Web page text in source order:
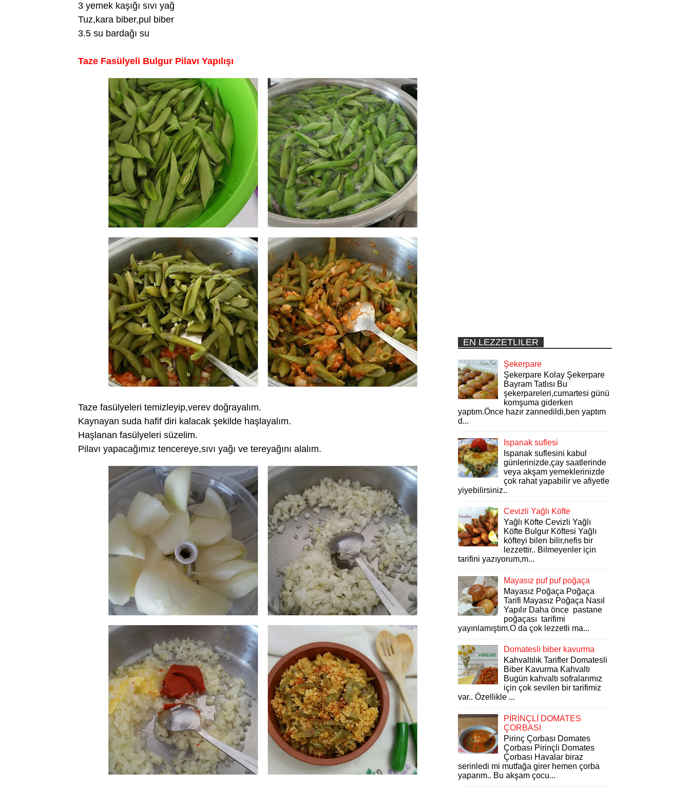
3 yemek kaşığı sıvı yağ
Tuz,kara biber,pul biber
3.5 su bardağı su
Taze Fasülyeli Bulgur Pilavı Yapılışı
Taze fasülyeleri temizleyip,verev doğrayalım.
Kaynayan suda hafif diri kalacak şekilde haşlayalım.
Haşlanan fasülyeleri süzelim.
Pilavı yapacağımız tencereye,sıvı yağı ve tereyağını alalım.
EN LEZZETLILER
Şekerpare
Şekerpare Kolay Şekerpare
Bayram Tatlısı Bu
şekerpareleri,cumartesi günü
komşuma giderken
yaptım.Önce hazır zannedildi,ben yaptım
d...
Ispanak suflesi
Ispanak suflesini kabul
günlerinizde,çay saatlerinde
veya akşam yemeklerinizde
çok rahat yapabilir ve afiyetle
yiyebilirsiniz..
Cevizli Yağlı Köfte
Yağlı Köfte Cevizli Yağlı
Köfte Bulgur Köftesi Yağlı
köfteyi bilen bilir,nefis bir
lezzettir.. Bilmeyenler için
tarifini yazıyorum,m...
Mayasız puf puf poğaça
Mayasız Poğaça Poğaça
Tarifi Mayasız Poğaça Nasıl
Yapılır Daha önce pastane
poğaçası tarifimi
yayınlamıştım.O da çok lezzetli ma...
Domatesli biber kavurma
Kahvaltılık Tarifler Domatesli
Biber Kavurma Kahvaltı
Bugün kahvaltı sofralarımız
için çok sevilen bir tarifimiz
var.. Özellikle ...
PİRİNÇLİ DOMATES
ÇORBASI
Pirinç Çorbası Domates
Çorbası Pirinçli Domates
Çorbası Havalar biraz
serinledi mi mutfağa girer hemen çorba
yaparım.. Bu akşam çocu...